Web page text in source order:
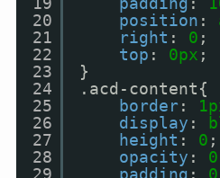
20
21
22
23
24
25
26
27
28
29
position :
right : 0 ;
top : 0px ;
}
.acd-content{
border:
display :
height : 0 ;
opacity : 0
padding : 0